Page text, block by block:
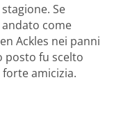
Se
come
Ackles nei panni
posto fu scelto
amicizia.